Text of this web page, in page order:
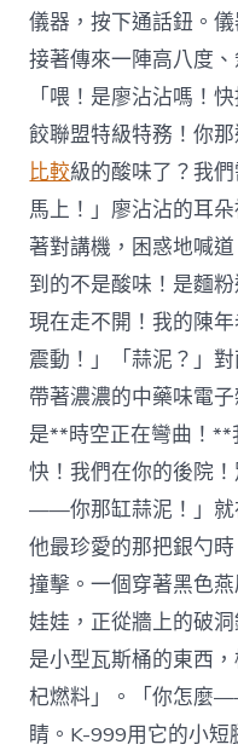
儀器，按下通話鈕。
接著傳來一陣高八度
「喂！是廖沾沾嗎！
餃聯盟特級特務！你
比較級的酸味了？我
馬上！」廖沾沾的耳
著對講機，困惑地喊
到的不是酸味！是麵
現在走不開！我的陳
震動！」「蒜泥？」
帶著濃濃的中藥味電
是**時空正在彎曲！**
快！我們在你的後院
——你那缸蒜泥！」就
他最珍愛的那把銀勺
撞擊。一個穿著黑色
娃娃，正從牆上的破
是小型瓦斯桶的東西
杞燃料」。「你怎麼
睛。K-999用它的小